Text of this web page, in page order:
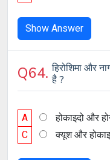
Show Answer
Q64.हिरोशिमा और
है ?
A होकाइदो और
C
क्यूश और